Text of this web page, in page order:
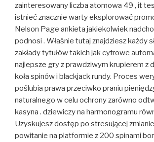
zainteresowany liczba atomowa 49 , it
istnieć znacznie warty eksplorować
Nelson Page ankieta jakiekolwiek
podnosi . Właśnie tutaj znajdziesz każdy
zakłady tytułów takich jak cyfrowe
najlepsze gry z prawdziwym krupierem z
koła spinów i blackjack rundy. Proces
poślubia prawa przeciwko praniu
naturalnego w celu ochrony zarówno
kasyna . dziewiczy na harmonogramu
Uzyskujesz dostęp po stresującej
powitanie na platformie z 200 spinami